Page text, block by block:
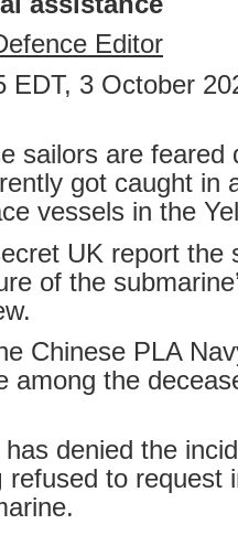
Editor
EDT, 3 October
sailors are feared
got caught in
vessels in the
UK report the
of the
Chinese PLA
among the
has denied the
refused to request